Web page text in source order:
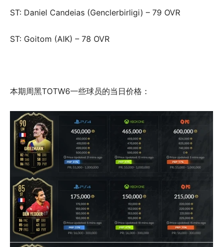
ST: Daniel Candeias (Genclerbirligi) – 79 OVR
ST: Goitom (AIK) – 78 OVR
本期周黑TOTW6一些球员的当日价格：